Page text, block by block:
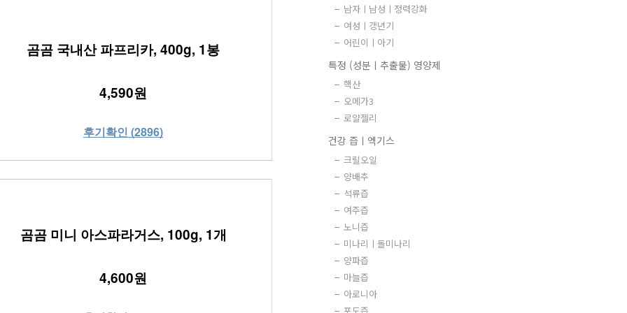
곰곰 국내산 파프리카, 400g, 1봉
4,590원
후기확인 (2896)
곰곰 미니 아스파라거스, 100g, 1개
4,600원
남자ㅣ남성ㅣ정력강화
여성ㅣ갱년기
어린이ㅣ아기
특정 (성분ㅣ추출물) 영양제
핵산
오메가3
로얄젤리
건강 즙ㅣ엑기스
크릴오일
양배추
석류즙
여주즙
노니즙
미나리ㅣ돌미나리
양파즙
마늘즙
아로니아